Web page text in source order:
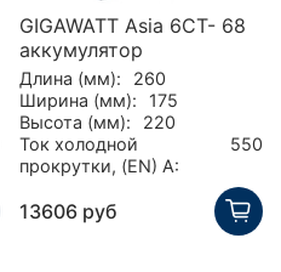
GIGAWATT Asia 6CT- 68
аккумулятор
Длина (мм):
260
Ширина (мм):
175
Высота (мм):
220
Ток холодной
прокрутки, (EN) А:
550
13606 руб